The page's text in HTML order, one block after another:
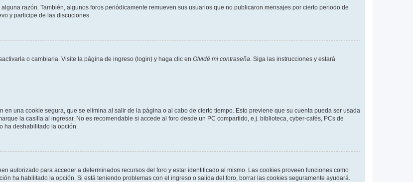
razón. También, algunos foros periódicamente remueven sus usuarios que no publicaron mensajes por cierto periodo de
y participe de las discuciones.
o cambiarla. Visite la página de ingreso (login) y haga clic en Olvidé mi contraseña . Siga las instrucciones y estará
en una cookie segura, que se elimina al salir de la página o al cabo de cierto tiempo. Esto previene que su cuenta pueda ser usada
la casilla al ingresar. No es recomendable si accede al foro desde un PC compartido, e.j. biblioteca, cyber-cafés, PCs de
ha deshabilitado la opción.
autorizado para acceder a determinados recursos del foro y estar identificado al mismo. Las cookies proveen funciones como
ha habilitado la opción. Si está teniendo problemas con el ingreso o salida del foro, borrar las cookies seguramente ayudará.